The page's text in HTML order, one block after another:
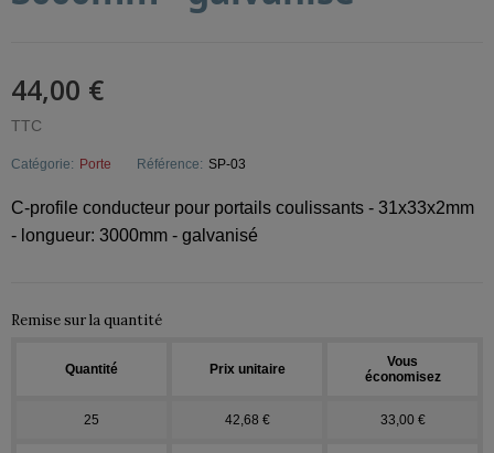
44,00 €
TTC
Catégorie: Porte Référence: SP-03
C-profile conducteur pour portails coulissants - 31x33x2mm
- longueur: 3000mm - galvanisé
Remise sur la quantité
Quantité Prix unitaire
Vous
économisez
25 42,68 € 33,00 €